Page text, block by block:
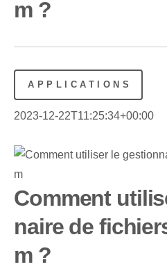
m ?
APPLICATIONS
2023-12-22T11:25:34+00:00
Comment
naire de
m ?